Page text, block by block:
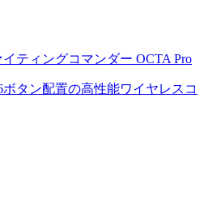
ティングコマンダー OCTA Pro
タン配置の高性能ワイヤレスコ